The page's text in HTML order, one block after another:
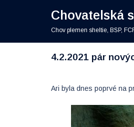
Chovatelská
Chov plemen sheltie, BSP,
4.2.2021 pár
Ari byla dnes poprvé na